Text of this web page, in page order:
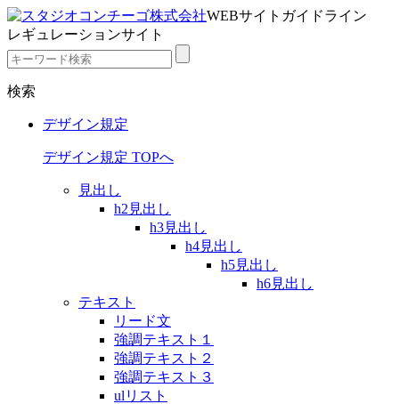
WEBサイトガイドライン
レギュレーションサイト
検索
デザイン規定
デザイン規定 TOPへ
見出し
h2見出し
h3見出し
h4見出し
h5見出し
h6見出し
テキスト
リード文
強調テキスト１
強調テキスト２
強調テキスト３
ulリスト